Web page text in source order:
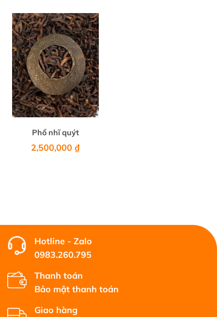
Phổ nhĩ quýt
2,500,000 ₫
Hotline - Zalo
0983.260.795
Thanh toán
Bảo mật thanh toán
Giao hàng